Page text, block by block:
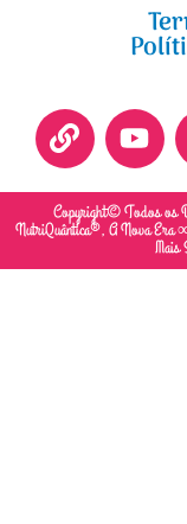
Copyright© Todos os
NutriQuântica®, A Nova Era
Mais